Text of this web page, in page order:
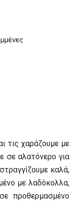
τις χαράζουμε με
σε αλατόνερο για
καλά,
με λαδόκολλα,
προθερμασμένο